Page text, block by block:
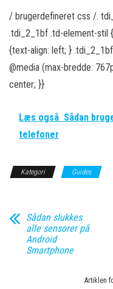
/ brugerdefineret css /.
.tdi_2_1bf .td-element-stil
{text-align: left; }
@media (max-bredde:
center; }}
Læs også Sådan
telefoner
Kategori Guides
Sådan slukkes
alle sensorer på
Android
Smartphone
Artiklen